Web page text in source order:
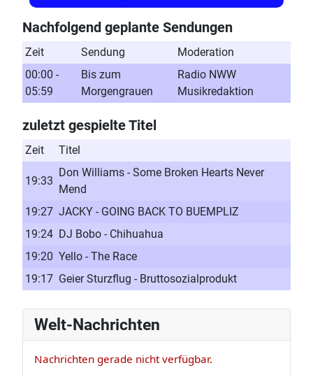
Nachfolgend geplante Sendungen
Zeit Sendung
Moderation
00:00 -
05:59
Bis zum
Morgengrauen
Radio NWW
Musikredaktion
zuletzt gespielte Titel
Zeit Titel
19:33
Don Williams - Some Broken Hearts Never
Mend
19:27 JACKY - GOING BACK TO BUEMPLIZ
19:24 DJ Bobo - Chihuahua
19:20 Yello - The Race
19:17 Geier Sturzflug - Bruttosozialprodukt
Welt-Nachrichten
Nachrichten gerade nicht verfügbar.